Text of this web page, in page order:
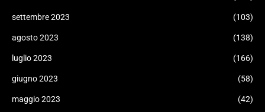
settembre 2023 (103)
agosto 2023 (138)
luglio 2023 (166)
giugno 2023 (58)
maggio 2023 (42)